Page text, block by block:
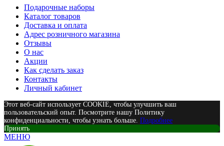
Подарочные наборы
Каталог товаров
Доставка и оплата
Адрес розничного магазина
Отзывы
О нас
Акции
Как сделать заказ
Контакты
Личный кабинет
Этот веб-сайт использует COOKIE, чтобы улучшить ваш
пользовательский опыт. Посмотрите нашу Политику
конфиденциальности, чтобы узнать больше. Подробнее
Принять
МЕНЮ